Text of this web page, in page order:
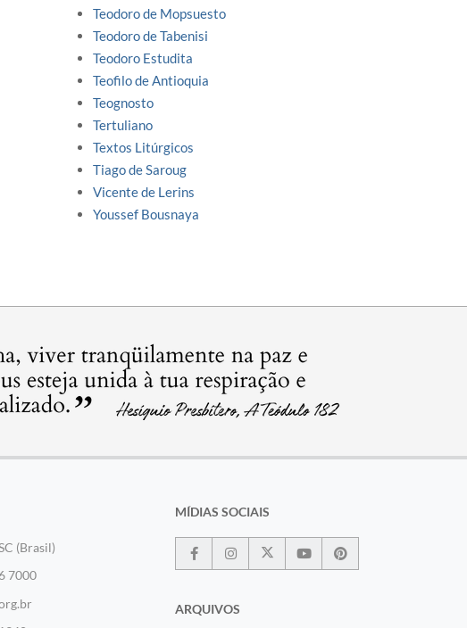
Teodoro de Mopsuesto
Teodoro de Tabenisi
Teodoro Estudita
Teofilo de Antioquia
Teognosto
Tertuliano
Textos Litúrgicos
Tiago de Saroug
Vicente de Lerins
Youssef Bousnaya
(Brasil)
7000
MÍDIAS SOCIAIS
ARQUIVOS